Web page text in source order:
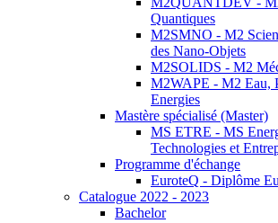
Quantiques
M2SMNO - M2
des Nano-Objets
M2SOLIDS - M2
M2WAPE - M2 Eau,
Energies
Mastère spécialisé (Master)
MS ETRE - MS
Technologies et
Programme d'échange
EuroteQ - Diplôme
Catalogue 2022 - 2023
Bachelor